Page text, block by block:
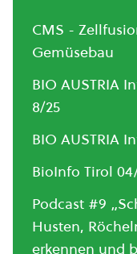
CMS -
Gemüsebau
BIO AUSTRIA
8/25
BIO AUSTRIA
BioInfo Tirol
Podcast #9
Husten,
erkennen und